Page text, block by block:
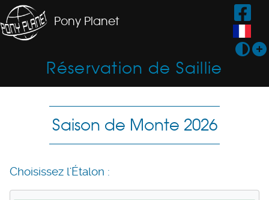
Pony Planet
Réservation de Saillie
Saison de Monte 2026
Choisissez l'Étalon :